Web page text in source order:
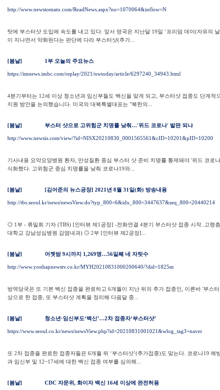
http://www.newstomato.com/ReadNews.aspx?no=1070064&inflow=N
탓에 부스터샷 도입에 속도를 내고 있다. 앞서 영국은 지난달 19일 ‘프리덤 데이(자유의
이 지나면서 약화된다는 판단에 다라 부스터샷(추가...
[봄날] 1부 오늘의 주요뉴스
https://imnews.imbc.com/replay/2021/nwtoday/article/6297240_34943.html
4분기부터는 12세 이상 청소년과 임신부들도 백신을 맞게 되고, 부스터샷 접종도 단계
지원 방안을 논의했습니다. 미국의 대북특별대표는 "북한의...
[봄날] 부스터 샷으로 고위험군 치명률 낮춰…'위드 코로나' 발판 되나
http://www.newsis.com/view/?id=NISX20210830_0001565561&cID=10201&pID=10200
기사내용 요약요양병원 환자, 만성질환 중심 부스터 샷 준비 치명률 통제돼야 '위드 코
식화했다. 고위험군 중심 치명률을 낮춰 코로나19와...
[봄날] [김어준의 뉴스공장] 2021년 8월 31일(화) 방송내용
http://tbs.seoul.kr/news/newsView.do?typ_800=6&idx_800=3447637&seq_800=20440214
◎ 1부 - 류밀희 기자 (TBS) [인터뷰 제1공장] -전화연결 4분기 부스터샷 접종 시작..고령
대학교 강남성심병원 감염내과) ◎ 2부 [인터뷰 제2공장]...
[봄날] 어젯밤 9시까지 1,269명…56일째 네 자릿수
http://www.yonhapnewstv.co.kr/MYH20210831000200640/?did=1825m
방역당국은 또 기본 백신 접종을 완료하고 6개월이 지난 뒤의 추가 접종인, 이른바 '부스
상으로 한 접종, 또 부스터샷 계획을 정리해 다음달 중...
[봄날] 청소년·임신부도‘백신’…2차 접종자‘부스터샷’
https://www.seoul.co.kr/news/newsView.php?id=20210831001021&wlog_tag3=naver
또 2차 접종을 완료한 접종자들은 6개월 뒤 ‘부스터샷’(추가접종)도 맞는다. 코로나19
과 임신부 및 12~17세에 대한 백신 접종 여부를 심의해...
[봄날] CDC 자문위, 화이자 백신 16세 이상에 완전허용